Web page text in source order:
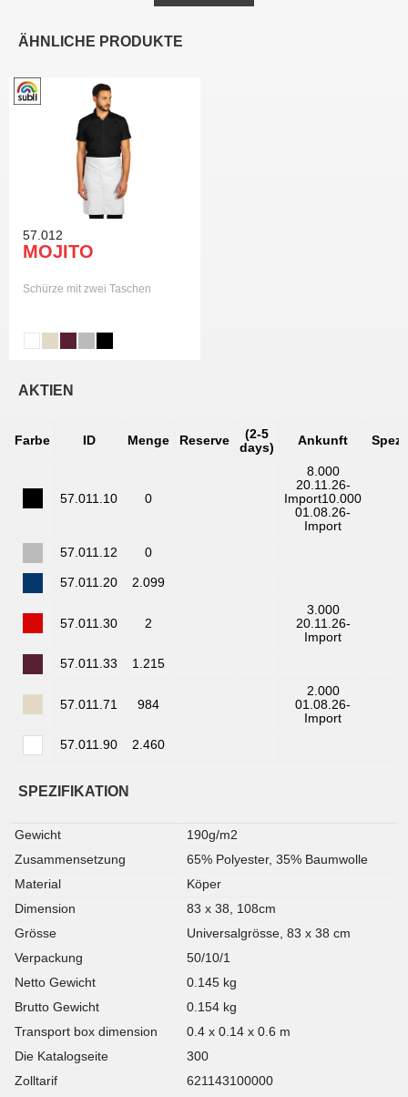
ÄHNLICHE PRODUKTE
57.012
MOJITO
Schürze mit zwei Taschen
AKTIEN
Farbe ID Menge Reserve
(2-5
days)
Ankunft
57.011.10 0
8.000
20.11.26-
Import10.000
01.08.26-
Import
57.011.12
0
57.011.20 2.099
57.011.30 2
3.000
20.11.26-
Import
57.011.33
1.215
57.011.71 984
2.000
01.08.26-
Import
57.011.90
2.460
SPEZIFIKATION
Gewicht
190g/m2
Zusammensetzung
65% Polyester, 35% Baumwolle
Material
Köper
Dimension
83 x 38, 108cm
Grösse
Universalgrösse, 83 x 38 cm
Verpackung
50/10/1
Netto Gewicht
0.145 kg
Brutto Gewicht
0.154 kg
Transport box dimension
0.4 x 0.14 x 0.6 m
Die Katalogseite
300
Zolltarif
621143100000